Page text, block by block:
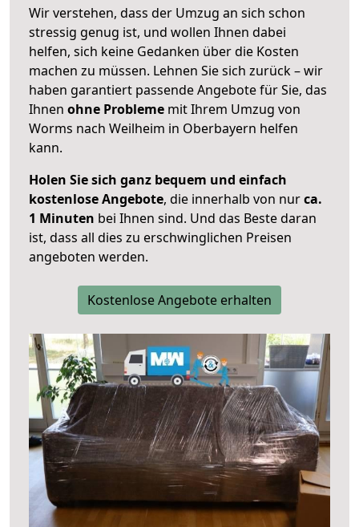
Wir verstehen, dass der Umzug an sich schon
stressig genug ist, und wollen Ihnen dabei
helfen, sich keine Gedanken über die Kosten
machen zu müssen. Lehnen Sie sich zurück – wir
haben garantiert passende Angebote für Sie, das
Ihnen ohne Probleme mit Ihrem Umzug von
Worms nach Weilheim in Oberbayern helfen
kann.
Holen Sie sich ganz bequem und einfach
kostenlose Angebote, die innerhalb von nurca.
1 Minuten bei Ihnen sind. Und das Beste daran
ist, dass all dies zu erschwinglichen Preisen
angeboten werden.
Kostenlose Angebote erhalten